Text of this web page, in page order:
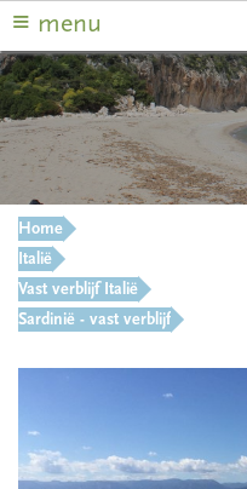
≡ menu
Home
Italië
Vast verblijf Italië
Sardinië - vast verblijf